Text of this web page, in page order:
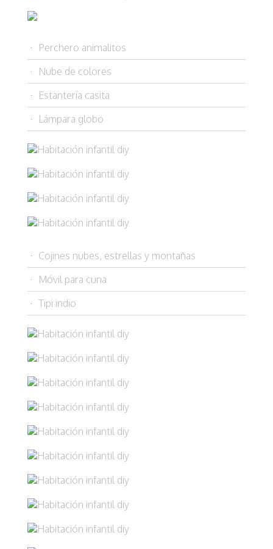
Perchero animalitos
Nube de colores
Estantería casita
Lámpara globo
Cojines nubes, estrellas y montañas
Móvil para cuna
Tipi indio